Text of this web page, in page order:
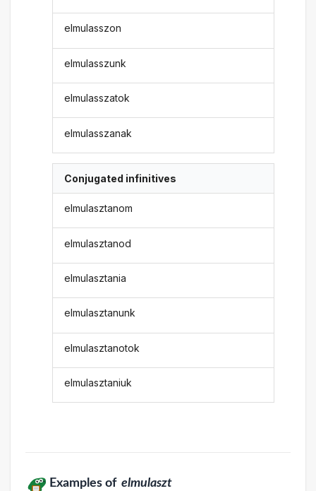
elmulasszon
elmulasszunk
elmulasszatok
elmulasszanak
Conjugated infinitives
elmulasztanom
elmulasztanod
elmulasztania
elmulasztanunk
elmulasztanotok
elmulasztaniuk
Examples of elmulaszt